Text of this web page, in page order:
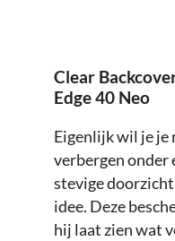
Clear
Edge 40 Neo
Eigenlijk wil je je
verbergen onder
stevige
idee. Deze
hij laat zien wat